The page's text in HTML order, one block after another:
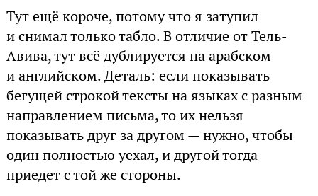
Тут ещё короче, потому что я затупил
и снимал только табло. В отличие от Тель-
Авива, тут всё дублируется на арабском
и английском. Деталь: если показывать
бегущей строкой тексты на языках с разным
направлением письма, то их нельзя
показывать друг за другом — нужно, чтобы
один полностью уехал, и другой тогда
приедет с той же стороны.